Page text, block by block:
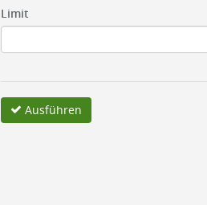
Limit
Ausführen